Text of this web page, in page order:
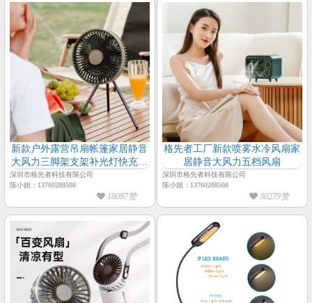
新款户外露营吊扇帐篷家居静音
大风力三脚架支架补光灯快充风
扇
深圳市格先者科技有限公司
陈小姐：13760288508
18087赞
格先者工厂新款喷雾水冷风扇家
居静音大风力五档风扇
深圳市格先者科技有限公司
陈小姐：13760288508
30279赞